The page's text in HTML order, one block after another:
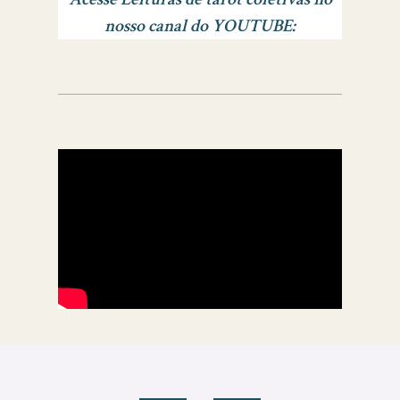
nosso canal do YOUTUBE: